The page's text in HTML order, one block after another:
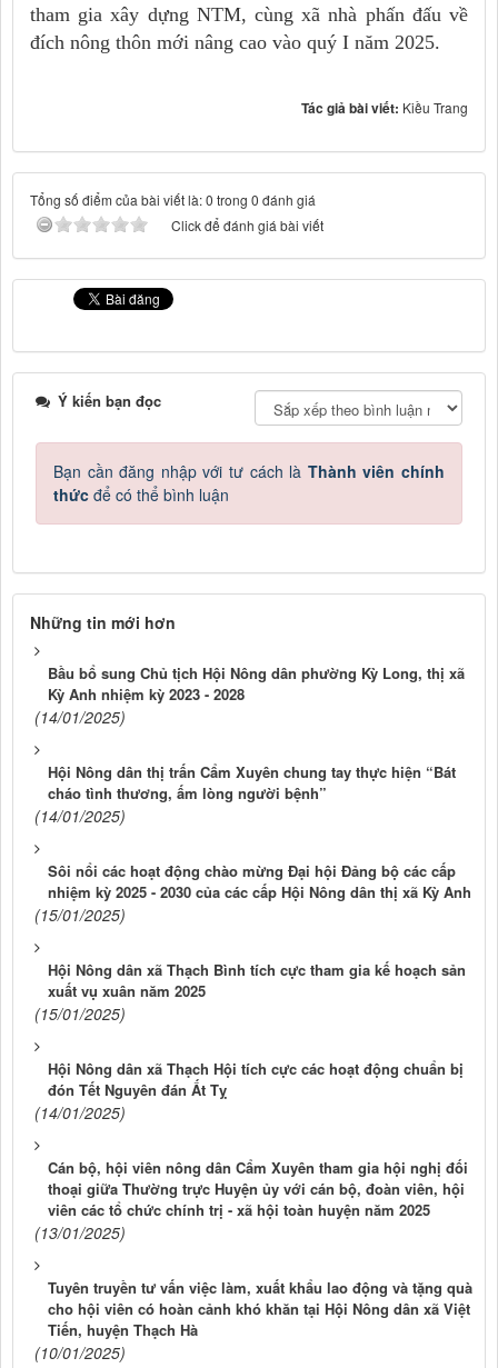
tham gia xây dựng NTM, cùng xã nhà phấn đấu về
đích nông thôn mới nâng cao vào quý I năm 2025.
Tác giả bài viết: Kiều Trang
Tổng số điểm của bài viết là: 0 trong 0 đánh giá
Click để đánh giá bài viết
Ý kiến bạn đọc
Bạn cần đăng nhập với tư cách là Thành viên chính
thức để có thể bình luận
Những tin mới hơn
Bầu bổ sung Chủ tịch Hội Nông dân phường Kỳ Long, thị xã
Kỳ Anh nhiệm kỳ 2023 - 2028
(14/01/2025)
Hội Nông dân thị trấn Cẩm Xuyên chung tay thực hiện “Bát
cháo tình thương, ấm lòng người bệnh”
(14/01/2025)
Sôi nổi các hoạt động chào mừng Đại hội Đảng bộ các cấp
nhiệm kỳ 2025 - 2030 của các cấp Hội Nông dân thị xã Kỳ Anh
(15/01/2025)
Hội Nông dân xã Thạch Bình tích cực tham gia kế hoạch sản
xuất vụ xuân năm 2025
(15/01/2025)
Hội Nông dân xã Thạch Hội tích cực các hoạt động chuẩn bị
đón Tết Nguyên đán Ất Tỵ
(14/01/2025)
Cán bộ, hội viên nông dân Cẩm Xuyên tham gia hội nghị đối
thoại giữa Thường trực Huyện ủy với cán bộ, đoàn viên, hội
viên các tổ chức chính trị - xã hội toàn huyện năm 2025
(13/01/2025)
Tuyên truyền tư vấn việc làm, xuất khẩu lao động và tặng quà
cho hội viên có hoàn cảnh khó khăn tại Hội Nông dân xã Việt
Tiến, huyện Thạch Hà
(10/01/2025)